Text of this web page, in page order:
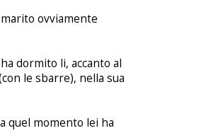
ovviamente
dormito li, accanto al
le sbarre), nella sua
quel momento lei ha